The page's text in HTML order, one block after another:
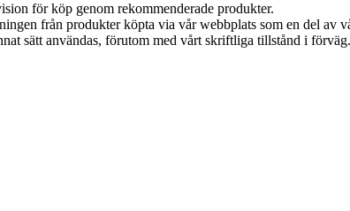
för köp genom rekommenderade produkter.
från produkter köpta via vår webbplats som en del av
sätt användas, förutom med vårt skriftliga tillstånd i förväg.